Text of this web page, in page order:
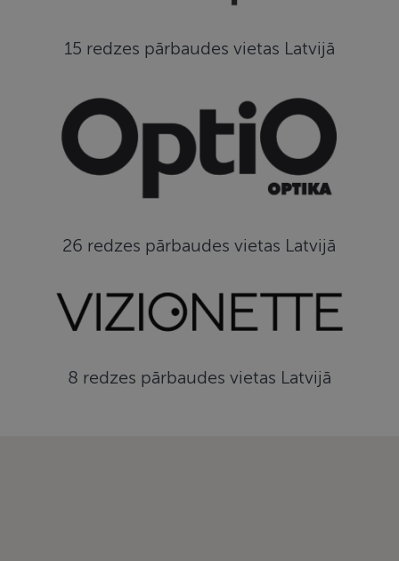
15 redzes pārbaudes vietas Latvijā
26 redzes pārbaudes vietas Latvijā
8 redzes pārbaudes vietas Latvijā